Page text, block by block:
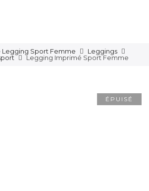
Legging Sport Femme
Leggings
Legging Imprimé Sport Femme
ÉPUISÉ